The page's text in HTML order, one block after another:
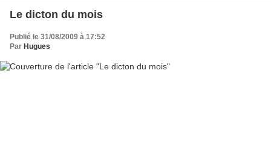
Le dicton du mois
Publié le 31/08/2009 à 17:52
Par Hugues